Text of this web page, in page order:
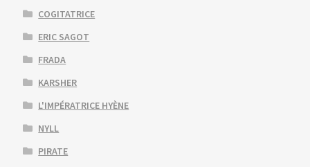
COGITATRICE
ERIC SAGOT
FRADA
KARSHER
L'IMPÉRATRICE HYÈNE
NYLL
PIRATE